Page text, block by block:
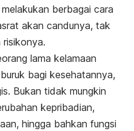
berbagai cara
akan candunya, tak
risikonya.
lama kelamaan
bagi kesehatannya,
Bukan tidak mungkin
kepribadian,
hingga bahkan fungsi